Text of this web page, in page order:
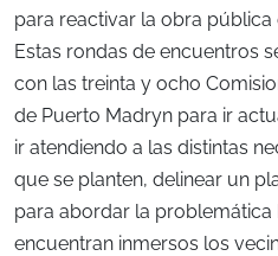
para reactivar la obra pública
Estas rondas de encuentros
con las treinta y ocho
de Puerto Madryn para ir
ir atendiendo a las distintas
que se planten, delinear un
para abordar la problemática
encuentran inmersos los